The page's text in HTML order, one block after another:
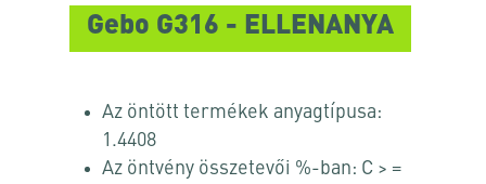
Gebo G316 - ELLENANYA
Az öntött termékek anyagtípusa:
1.4408
Az öntvény összetevői %-ban: C > =